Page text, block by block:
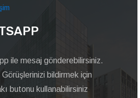
ile mesaj gönderebilirsiniz.
bildirmek için
butonu kullanabilirsiniz